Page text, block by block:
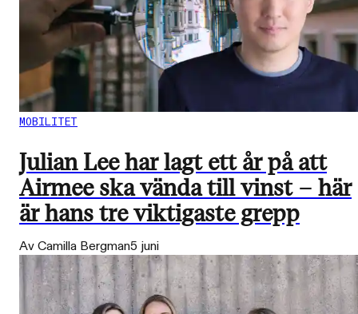
MOBILITET
Julian Lee har lagt ett år på att
Airmee ska vända till vinst – här
är hans tre viktigaste grepp
Av Camilla Bergman5 juni